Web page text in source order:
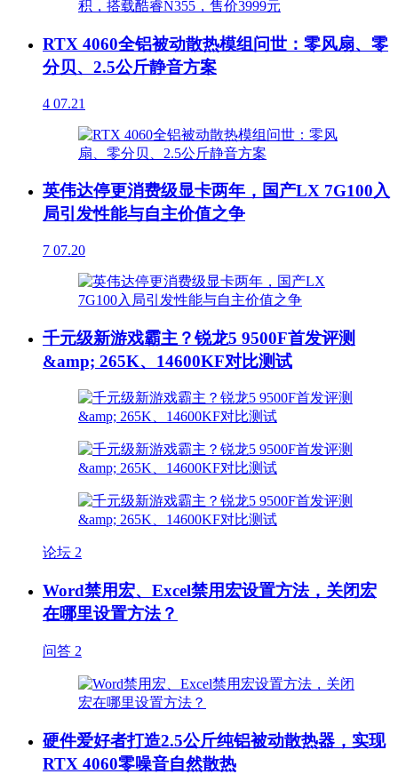
RTX 4060全铝被动散热模组问世：零风扇、零
分贝、2.5公斤静音方案
4 07.21
英伟达停更消费级显卡两年，国产LX 7G100入
局引发性能与自主价值之争
7 07.20
千元级新游戏霸主？锐龙5 9500F首发评测
&amp; 265K、14600KF对比测试
论坛 2
Word禁用宏、Excel禁用宏设置方法，关闭宏
在哪里设置方法？
问答 2
硬件爱好者打造2.5公斤纯铝被动散热器，实现
RTX 4060零噪音自然散热